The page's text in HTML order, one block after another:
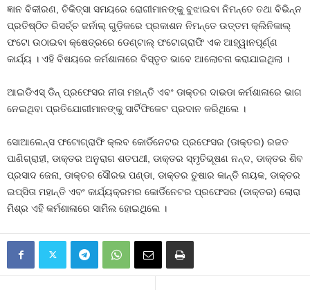
ଜ୍ଞାନ ବିକୀରଣ, ଚିକିତ୍ସା ସମୟରେ ରୋଗୀମାନଙ୍କୁ ବୁଝାଇବା ନିମନ୍ତେ ତଥା ବିଭିନ୍ନ
ପ୍ରତିଷ୍ଠିତ ରିସର୍ଚ୍ଚ ଜର୍ନାଲ୍ ଗୁଡ଼ିକରେ ପ୍ରକାଶନ ନିମନ୍ତେ ଉତ୍ତମ କ୍ଲିନିକାଲ୍
ଫଟୋ ଉଠାଇବା କ୍ଷେତ୍ରରେ ଡେଣ୍ଟାଲ୍ ଫଟୋଗ୍ରାଫି ଏକ ଆହ୍ୱାନପୂର୍ଣ୍ଣ
କାର୍ଯ୍ୟ । ଏହି ବିଷୟରେ କର୍ମଶାଳାରେ ବିସ୍ତୃତ ଭାବେ ଆଲୋଚନା କରାଯାଇଥିଲା ।
ଆଇଡିଏସ୍ ଡିନ୍ ପ୍ରଫେସର ନୀତା ମହାନ୍ତି ଏବଂ ଡାକ୍ତର ଦାଭଡା କର୍ମଶାଳାରେ ଭାଗ
ନେଇଥିବା ପ୍ରତିଯୋଗୀମାନଙ୍କୁ ସାର୍ଟିଫିକେଟ ପ୍ରଦାନ କରିଥିଲେ ।
ସୋଆଲେନ୍ସ ଫଟୋଗ୍ରାଫି କ୍ଲବ କୋର୍ଡିନେଟର ପ୍ରଫେସର (ଡାକ୍ତର) ରଜତ
ପାଣିଗ୍ରାହୀ, ଡାକ୍ତର ଅନୁରାଗ ଶତପଥୀ, ଡାକ୍ତର ସ୍ମୃତିଭୂଷଣ ନନ୍ଦ, ଡାକ୍ତର ଶିବ
ପ୍ରସାଦ ଜେନା, ଡାକ୍ତର ସୌରଭ ପଣ୍ଡା, ଡାକ୍ତର ତୁଷାର କାନ୍ତି ନାୟକ, ଡାକ୍ତର
ଇପ୍‌ସିତା ମହାନ୍ତି ଏବଂ କାର୍ଯ୍ୟକ୍ରମର କୋର୍ଡିନେଟର ପ୍ରଫେସର (ଡାକ୍ତର) ଲୋରା
ମିଶ୍ର ଏହି କର୍ମଶାଳାରେ ସାମିଲ ହୋଇଥିଲେ ।